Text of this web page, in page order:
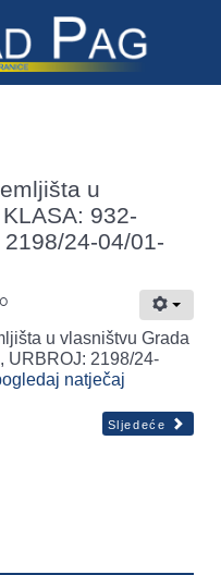
u
932-
24-04/01-
u vlasništvu Grada
URBROJ: 2198/24-
natječaj
Sljedeće